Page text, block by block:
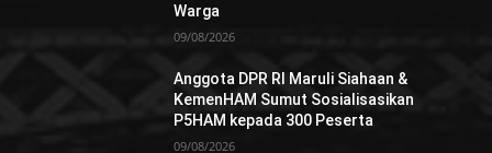
Warga
09/08/2026
Anggota DPR RI Maruli Siahaan &
KemenHAM Sumut Sosialisasikan
P5HAM kepada 300 Peserta
09/08/2026